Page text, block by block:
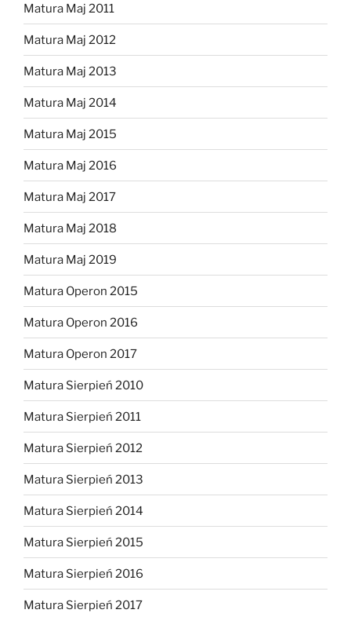
Matura Maj 2011
Matura Maj 2012
Matura Maj 2013
Matura Maj 2014
Matura Maj 2015
Matura Maj 2016
Matura Maj 2017
Matura Maj 2018
Matura Maj 2019
Matura Operon 2015
Matura Operon 2016
Matura Operon 2017
Matura Sierpień 2010
Matura Sierpień 2011
Matura Sierpień 2012
Matura Sierpień 2013
Matura Sierpień 2014
Matura Sierpień 2015
Matura Sierpień 2016
Matura Sierpień 2017